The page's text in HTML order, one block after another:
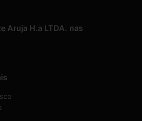
Aruja H.a LTDA. nas